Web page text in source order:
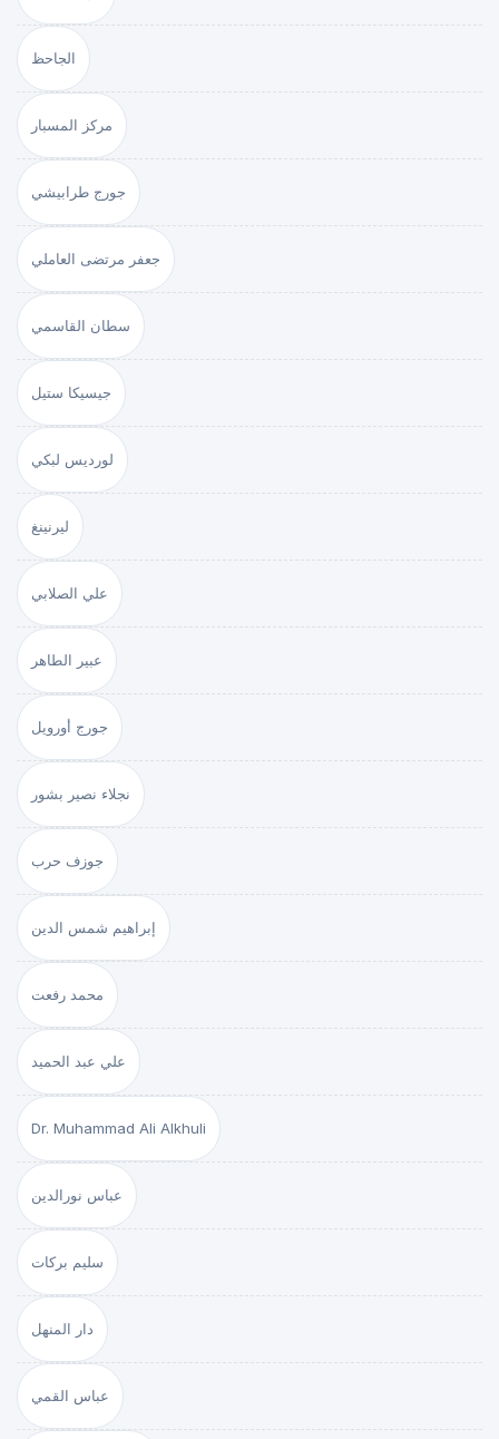
الجاحظ
مركز المسبار
جورج طرابيشي
جعفر مرتضى العاملي
سطان القاسمي
جيسيكا ستيل
لورديس لبكي
ليرنينغ
علي الصلابي
عبير الطاهر
جورج أورويل
نجلاء نصير بشور
جوزف حرب
إبراهيم شمس الدين
محمد رفعت
علي عبد الحميد
Dr. Muhammad Ali Alkhuli
عباس نورالدين
سليم بركات
دار المنهل
عباس القمي